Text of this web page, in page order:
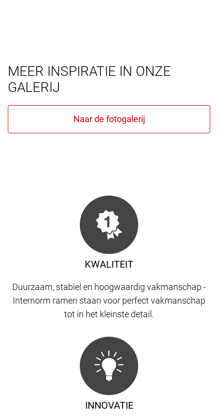
MEER INSPIRATIE IN ONZE
GALERIJ
KWALITEIT
Duurzaam, stabiel en hoogwaardig vakmanschap -
Internorm ramen staan ​​voor perfect vakmanschap
tot in het kleinste detail.
INNOVATIE